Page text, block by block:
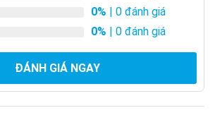
0% | 0 đánh giá
0% | 0 đánh giá
ĐÁNH GIÁ NGAY